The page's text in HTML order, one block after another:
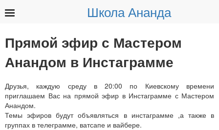
Школа Ананда
Прямой эфир с Мастером
Анандом в Инстаграмме
Друзья, каждую среду в 20:00 по Киевскому времени
приглашаем Вас на прямой эфир в Инстаграмме с Мастером
Анандом.
Темы эфиров будут объявляться в инстаграмме ,а также в
группах в телеграмме, ватсапе и вайбере.